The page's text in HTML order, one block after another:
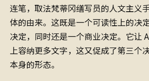
连笔，取法梵蒂冈缮写员的人文主义
体的由来。这既是一个可读性上的决
决定，同时还是一个商业决定。它让
上容纳更多文字，这又促成了第三个
本身的形态。